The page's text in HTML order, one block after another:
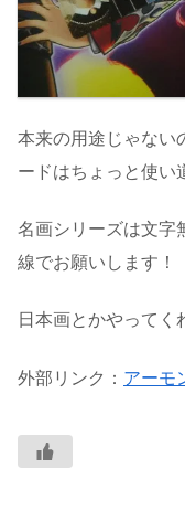
本来の用途じゃない
ードはちょっと使い
名画シリーズは文字
線でお願いします！
日本画とかやってく
外部リンク： アーモ